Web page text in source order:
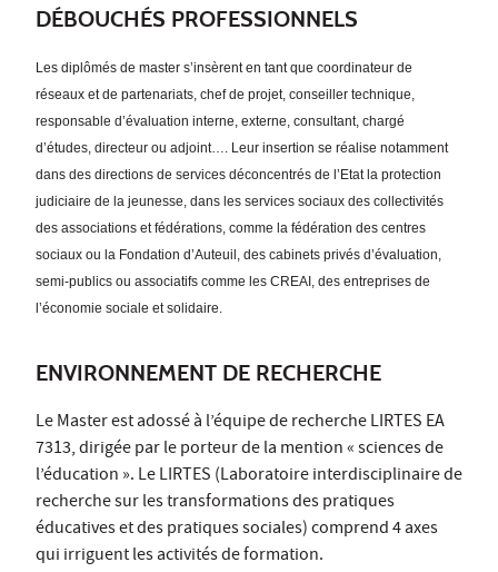
DÉBOUCHÉS PROFESSIONNELS
Les diplômés de master s’insèrent en tant que coordinateur de
réseaux et de partenariats, chef de projet, conseiller technique,
responsable d’évaluation interne, externe, consultant, chargé
d’études, directeur ou adjoint…. Leur insertion se réalise notamment
dans des directions de services déconcentrés de l’Etat la protection
judiciaire de la jeunesse, dans les services sociaux des collectivités
des associations et fédérations, comme la fédération des centres
sociaux ou la Fondation d’Auteuil, des cabinets privés d’évaluation,
semi-publics ou associatifs comme les CREAI, des entreprises de
l’économie sociale et solidaire.
ENVIRONNEMENT DE RECHERCHE
Le Master est adossé à l’équipe de recherche LIRTES EA
7313, dirigée par le porteur de la mention « sciences de
l’éducation ». Le LIRTES (Laboratoire interdisciplinaire de
recherche sur les transformations des pratiques
éducatives et des pratiques sociales) comprend 4 axes
qui irriguent les activités de formation.